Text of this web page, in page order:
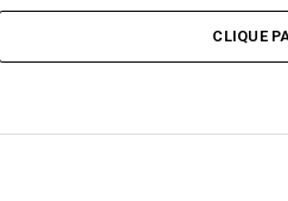
CLIQUE